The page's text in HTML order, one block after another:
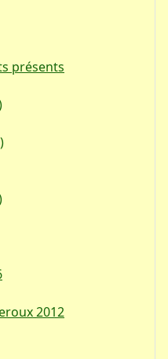
présents
2012